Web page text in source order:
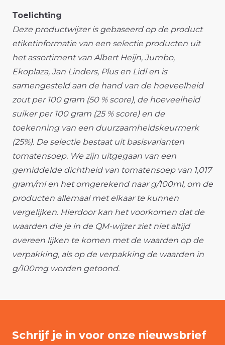
Toelichting
Deze productwijzer is gebaseerd op de product
etiketinformatie van een selectie producten uit
het assortiment van Albert Heijn, Jumbo,
Ekoplaza, Jan Linders, Plus en Lidl en is
samengesteld aan de hand van de hoeveelheid
zout per 100 gram (50 % score), de hoeveelheid
suiker per 100 gram (25 % score) en de
toekenning van een duurzaamheidskeurmerk
(25%). De selectie bestaat uit basisvarianten
tomatensoep. We zijn uitgegaan van een
gemiddelde dichtheid van tomatensoep van 1,017
gram/ml en het omgerekend naar g/100ml, om de
producten allemaal met elkaar te kunnen
vergelijken. Hierdoor kan het voorkomen dat de
waarden die je in de QM-wijzer ziet niet altijd
overeen lijken te komen met de waarden op de
verpakking, als op de verpakking de waarden in
g/100mg worden getoond.
Schrijf je in voor onze nieuwsbrief